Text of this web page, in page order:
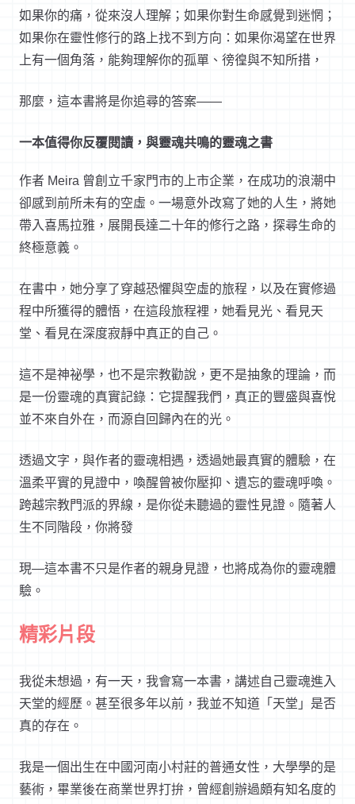
如果你的痛，從來沒人理解；如果你對生命感覺到迷惘；
如果你在靈性修行的路上找不到方向：如果你渴望在世界
上有一個角落，能夠理解你的孤單、徬徨與不知所措，
那麼，這本書將是你追尋的答案——
一本值得你反覆閱讀，與靈魂共鳴的靈魂之書
作者 Meira 曾創立千家門市的上市企業，在成功的浪潮中
卻感到前所未有的空虛。一場意外改寫了她的人生，將她
帶入喜馬拉雅，展開長達二十年的修行之路，探尋生命的
終極意義。
在書中，她分享了穿越恐懼與空虛的旅程，以及在實修過
程中所獲得的體悟，在這段旅程裡，她看見光、看見天
堂、看見在深度寂靜中真正的自己。
這不是神祕學，也不是宗教勸說，更不是抽象的理論，而
是一份靈魂的真實記錄：它提醒我們，真正的豐盛與喜悅
並不來自外在，而源自回歸內在的光。
透過文字，與作者的靈魂相遇，透過她最真實的體驗，在
溫柔平實的見證中，喚醒曾被你壓抑、遺忘的靈魂呼喚。
跨越宗教門派的界線，是你從未聽過的靈性見證。隨著人
生不同階段，你將發
現—這本書不只是作者的親身見證，也將成為你的靈魂體
驗。
精彩片段
我從未想過，有一天，我會寫一本書，講述自己靈魂進入
天堂的經歷。甚至很多年以前，我並不知道「天堂」是否
真的存在。
我是一個出生在中國河南小村莊的普通女性，大學學的是
藝術，畢業後在商業世界打拚，曾經創辦過頗有知名度的